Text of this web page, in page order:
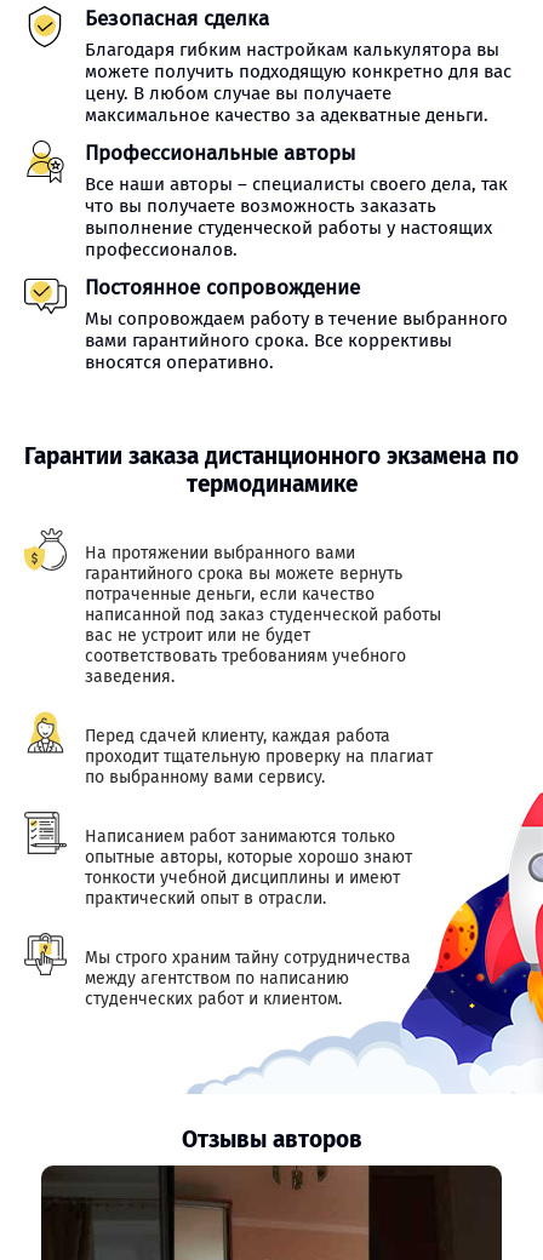
Безопасная сделка
Благодаря гибким настройкам калькулятора вы
можете получить подходящую конкретно для вас
цену. В любом случае вы получаете
максимальное качество за адекватные деньги.
Профессиональные авторы
Все наши авторы – специалисты своего дела, так
что вы получаете возможность заказать
выполнение студенческой работы у настоящих
профессионалов.
Постоянное сопровождение
Мы сопровождаем работу в течение выбранного
вами гарантийного срока. Все коррективы
вносятся оперативно.
Гарантии заказа дистанционного экзамена по
термодинамике
На протяжении выбранного вами
гарантийного срока вы можете вернуть
потраченные деньги, если качество
написанной под заказ студенческой работы
вас не устроит или не будет
соответствовать требованиям учебного
заведения.
Перед сдачей клиенту, каждая работа
проходит тщательную проверку на плагиат
по выбранному вами сервису.
Написанием работ занимаются только
опытные авторы, которые хорошо знают
тонкости учебной дисциплины и имеют
практический опыт в отрасли.
Мы строго храним тайну сотрудничества
между агентством по написанию
студенческих работ и клиентом.
Отзывы авторов